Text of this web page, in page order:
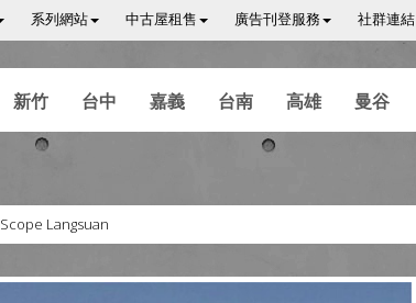
系列網站 中古屋租售 廣告刊登服務 社群連結
新竹 台中 嘉義 台南 高雄 曼谷
Scope Langsuan